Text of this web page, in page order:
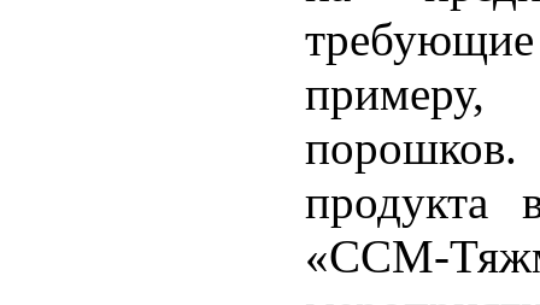
примеру,
продукта
«ССМ-